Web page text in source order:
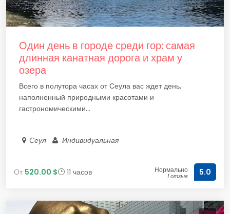
Один день в городе среди гор: самая
длинная канатная дорога и храм у
озера
Всего в полутора часах от Сеула вас ждет день,
наполненный природными красотами и
гастрономическими...
Сеул Индивидуальная
От 520.00 $ 11 часов Нормально
1 отзыв 5.0